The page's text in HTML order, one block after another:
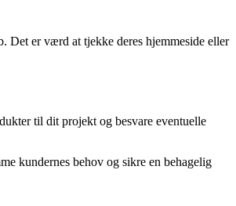
Det er værd at tjekke deres hjemmeside eller
til dit projekt og besvare eventuelle
kundernes behov og sikre en behagelig